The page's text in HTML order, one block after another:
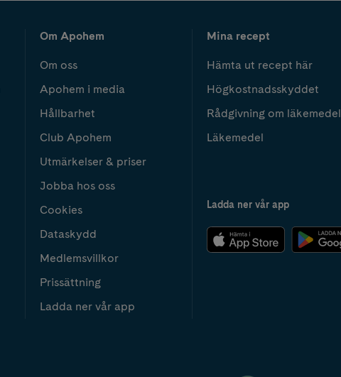
Om Apohem
Om oss
Apohem i media
Hållbarhet
Club Apohem
Utmärkelser & priser
Jobba hos oss
Cookies
Dataskydd
Medlemsvillkor
Prissättning
Ladda ner vår app
Mina recept
Hämta ut recept här
Högkostnadsskyddet
Rådgivning om läkemedel
Läkemedel
Ladda ner vår app